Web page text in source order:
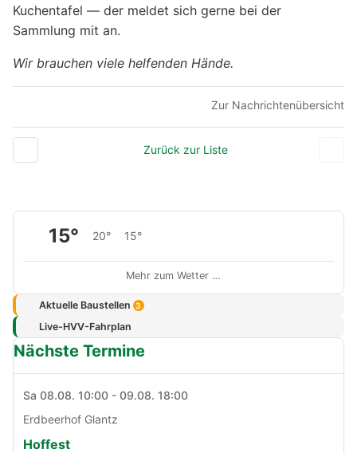
Kuchentafel — der meldet sich gerne bei der
Sammlung mit an.
Wir brauchen viele helfenden Hände.
Zur Nachrichtenübersicht
Zurück zur Liste
15° 20° 15°
Mehr zum Wetter …
Aktuelle Baustellen 3
Live-HVV-Fahrplan
Nächste Termine
Sa 08.08. 10:00 - 09.08. 18:00
Erdbeerhof Glantz
Hoffest